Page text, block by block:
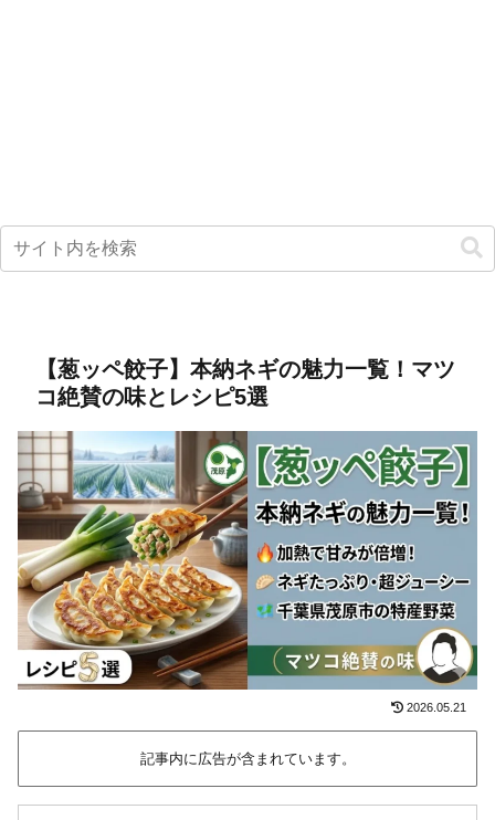
【葱ッペ餃子】本納ネギの魅力一覧！マツ
コ絶賛の味とレシピ5選
2026.05.21
記事内に広告が含まれています。